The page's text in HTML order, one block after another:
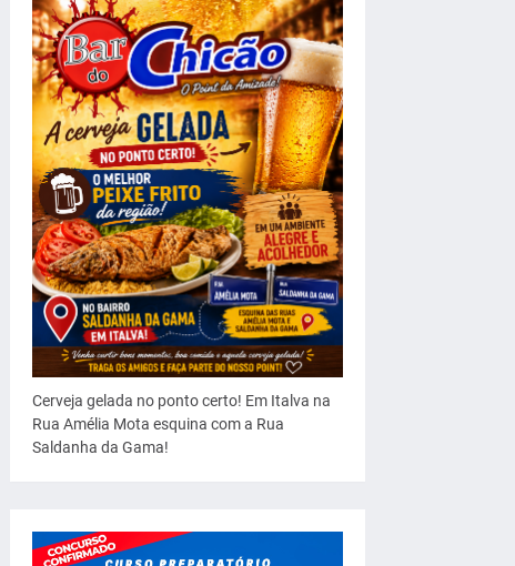
Cerveja gelada no ponto certo! Em Italva na
Rua Amélia Mota esquina com a Rua
Saldanha da Gama!